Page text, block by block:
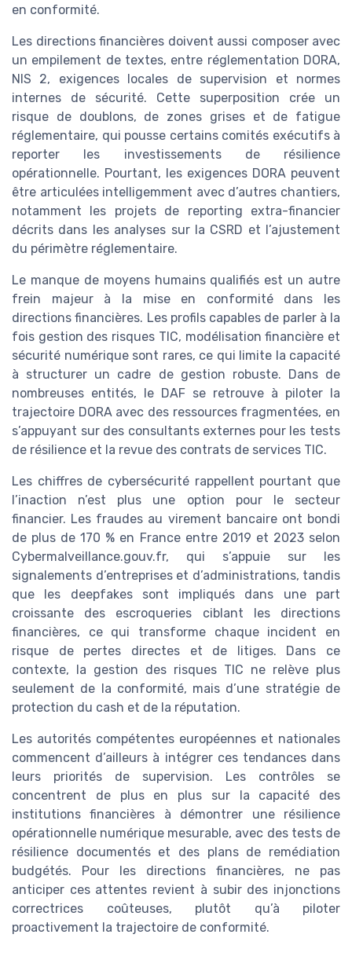
en conformité.
Les directions financières doivent aussi composer avec
un empilement de textes, entre réglementation DORA,
NIS 2, exigences locales de supervision et normes
internes de sécurité. Cette superposition crée un
risque de doublons, de zones grises et de fatigue
réglementaire, qui pousse certains comités exécutifs à
reporter les investissements de résilience
opérationnelle. Pourtant, les exigences DORA peuvent
être articulées intelligemment avec d’autres chantiers,
notamment les projets de reporting extra-financier
décrits dans les analyses sur la CSRD et l’ajustement
du périmètre réglementaire.
Le manque de moyens humains qualifiés est un autre
frein majeur à la mise en conformité dans les
directions financières. Les profils capables de parler à la
fois gestion des risques TIC, modélisation financière et
sécurité numérique sont rares, ce qui limite la capacité
à structurer un cadre de gestion robuste. Dans de
nombreuses entités, le DAF se retrouve à piloter la
trajectoire DORA avec des ressources fragmentées, en
s’appuyant sur des consultants externes pour les tests
de résilience et la revue des contrats de services TIC.
Les chiffres de cybersécurité rappellent pourtant que
l’inaction n’est plus une option pour le secteur
financier. Les fraudes au virement bancaire ont bondi
de plus de 170 % en France entre 2019 et 2023 selon
Cybermalveillance.gouv.fr, qui s’appuie sur les
signalements d’entreprises et d’administrations, tandis
que les deepfakes sont impliqués dans une part
croissante des escroqueries ciblant les directions
financières, ce qui transforme chaque incident en
risque de pertes directes et de litiges. Dans ce
contexte, la gestion des risques TIC ne relève plus
seulement de la conformité, mais d’une stratégie de
protection du cash et de la réputation.
Les autorités compétentes européennes et nationales
commencent d’ailleurs à intégrer ces tendances dans
leurs priorités de supervision. Les contrôles se
concentrent de plus en plus sur la capacité des
institutions financières à démontrer une résilience
opérationnelle numérique mesurable, avec des tests de
résilience documentés et des plans de remédiation
budgétés. Pour les directions financières, ne pas
anticiper ces attentes revient à subir des injonctions
correctrices coûteuses, plutôt qu’à piloter
proactivement la trajectoire de conformité.